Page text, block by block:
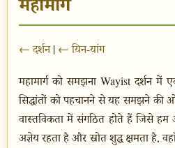
← दर्शन| ← यिन-यांग
महामार्ग को समझना Wayist दर्शन में
सिद्धांतों को पहचानने से यह समझने की
वास्तविकता में संगठित होते हैं जिसे
अज्ञेय रहता है और स्रोत शुद्ध क्षमता है,